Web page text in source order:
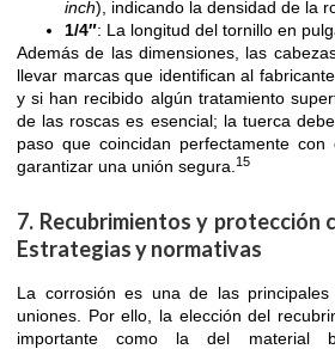
inch), indicando la densidad de la
1/4″: La longitud del tornillo en
Además de las dimensiones, las
llevar marcas que identifican al
y si han recibido algún tratamiento
de las roscas es esencial; la tuerca
paso que coincidan perfectamente
garantizar una unión segura. 15
7. Recubrimientos y protección
Estrategias y normativas
La corrosión es una de las
uniones. Por ello, la elección del
importante como la del material